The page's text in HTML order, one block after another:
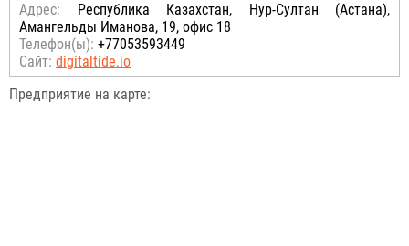
Адрес: Республика Казахстан, Нур-Султан (Астана),
Амангельды Иманова, 19, офис 18
Телефон(ы): +77053593449
Сайт: digitaltide.io
Предприятие на карте: